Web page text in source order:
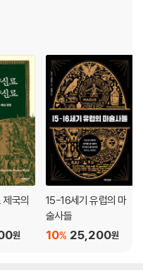
국의
원
15-16세기 유럽의 마
술사들
25,200원
10%